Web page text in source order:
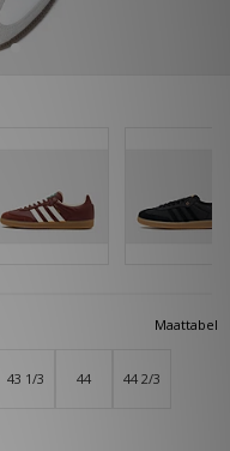
Maattabel
43 1/3 44 44 2/3